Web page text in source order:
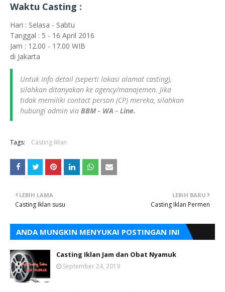
Waktu Casting :
Hari : Selasa - Sabtu
Tanggal : 5 - 16 April 2016
Jam : 12.00 - 17.00 WIB
di Jakarta
Untuk Info detail (seperti lokasi alamat casting),
silahkan ditanyakan ke agency/manajemen. Jika
tidak memiliki contact person (CP) mereka, silahkan
hubungi admin via BBM - WA - Line.
Tags: Casting Iklan
LEBIH BARU
Casting Iklan Permen
LEBIH LAMA
Casting Iklan susu
ANDA MUNGKIN MENYUKAI POSTINGAN INI
Casting Iklan Jam dan Obat Nyamuk
September 24, 2019